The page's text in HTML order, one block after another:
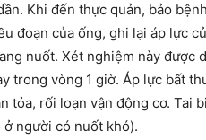
Khi đến thực quản, bảo
đoạn của ống, ghi lại áp lực
nuốt. Xét nghiệm này được
trong vòng 1 giờ. Áp lực bất
tỏa, rối loạn vận động cơ. Tai
người có nuốt khó).